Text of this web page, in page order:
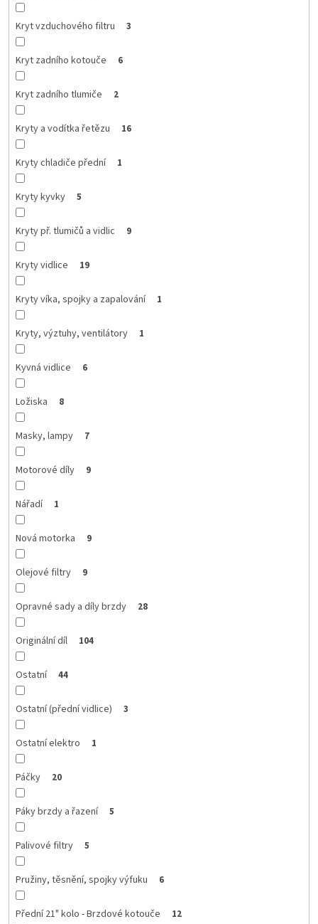
Kryt vzduchového filtru 3
Kryt zadního kotouče 6
Kryt zadního tlumiče 2
Kryty a vodítka řetězu 16
Kryty chladiče přední 1
Kryty kyvky 5
Kryty př. tlumičů a vidlic 9
Kryty vidlice 19
Kryty víka, spojky a zapalování 1
Kryty, výztuhy, ventilátory 1
Kyvná vidlice 6
Ložiska 8
Masky, lampy 7
Motorové díly 9
Nářadí 1
Nová motorka 9
Olejové filtry 9
Opravné sady a díly brzdy 28
Originální díl 104
Ostatní 44
Ostatní (přední vidlice) 3
Ostatní elektro 1
Páčky 20
Páky brzdy a řazení 5
Palivové filtry 5
Pružiny, těsnění, spojky výfuku 6
Přední 21" kolo - Brzdové kotouče 12